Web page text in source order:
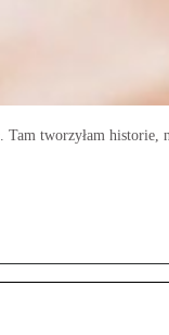
Tam tworzyłam